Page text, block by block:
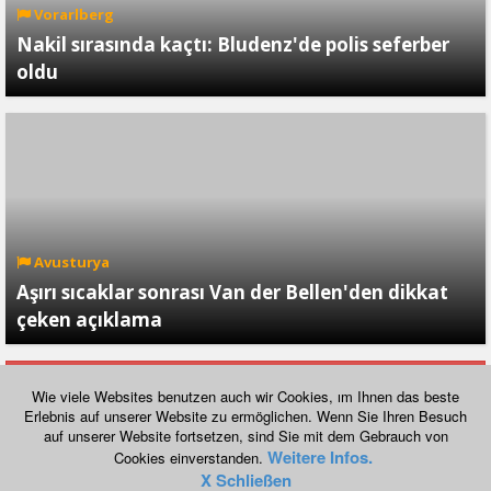
Vorarlberg
Nakil sırasında kaçtı: Bludenz'de polis seferber
oldu
Avusturya
Aşırı sıcaklar sonrası Van der Bellen'den dikkat
çeken açıklama
Normal Görünümüne Geç
Copyright © 2026, havadis.at
Wie viele Websites benutzen auch wir Cookies, ım Ihnen das beste
Erlebnis auf unserer Website zu ermöglichen. Wenn Sie Ihren Besuch
auf unserer Website fortsetzen, sind Sie mit dem Gebrauch von
Cookies einverstanden. Weitere Infos.
X Schließen